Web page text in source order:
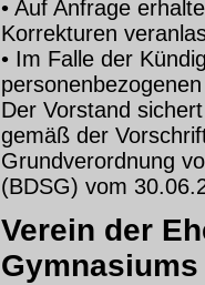
• Auf Anfrage
Korrekturen
• Im Falle der
Der Vorstand
gemäß der
Grundverordnung
(BDSG) vom
Verein der
Gymnasiums